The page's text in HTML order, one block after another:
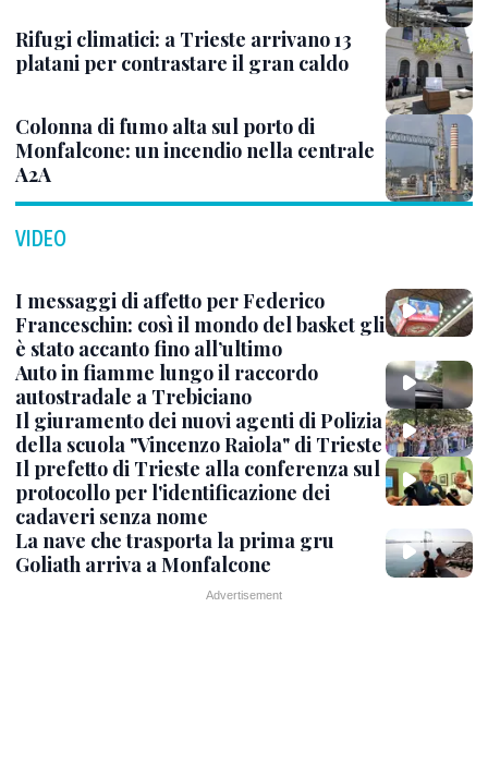
Rifugi climatici: a Trieste arrivano 13
platani per contrastare il gran caldo
Colonna di fumo alta sul porto di
Monfalcone: un incendio nella centrale
A2A
VIDEO
I messaggi di affetto per Federico
Franceschin: così il mondo del basket gli
è stato accanto fino all’ultimo
Auto in fiamme lungo il raccordo
autostradale a Trebiciano
Il giuramento dei nuovi agenti di Polizia
della scuola "Vincenzo Raiola" di Trieste
Il prefetto di Trieste alla conferenza sul
protocollo per l'identificazione dei
cadaveri senza nome
La nave che trasporta la prima gru
Goliath arriva a Monfalcone